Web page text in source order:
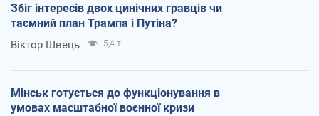
Збіг інтересів двох цинічних гравців чи
таємний план Трампа і Путіна?
Віктор Швець 5,4 т.
Мінськ готується до функціонування в
умовах масштабної воєнної кризи